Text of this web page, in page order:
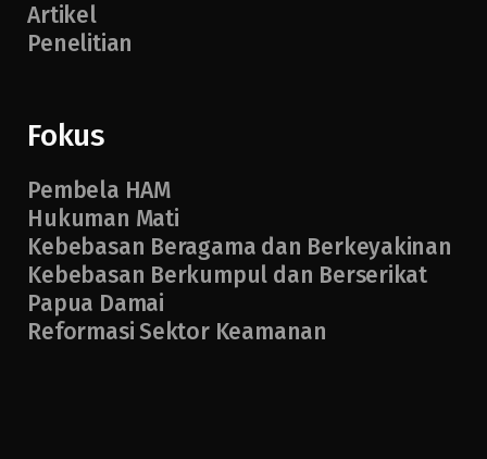
Artikel
Penelitian
Fokus
Pembela HAM
Hukuman Mati
Kebebasan Beragama dan Berkeyakinan
Kebebasan Berkumpul dan Berserikat
Papua Damai
Reformasi Sektor Keamanan